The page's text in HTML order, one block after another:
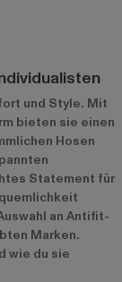
und Style. Mit
bieten sie einen
Hosen
Statement für
an Antifit-
Marken.
wie du sie